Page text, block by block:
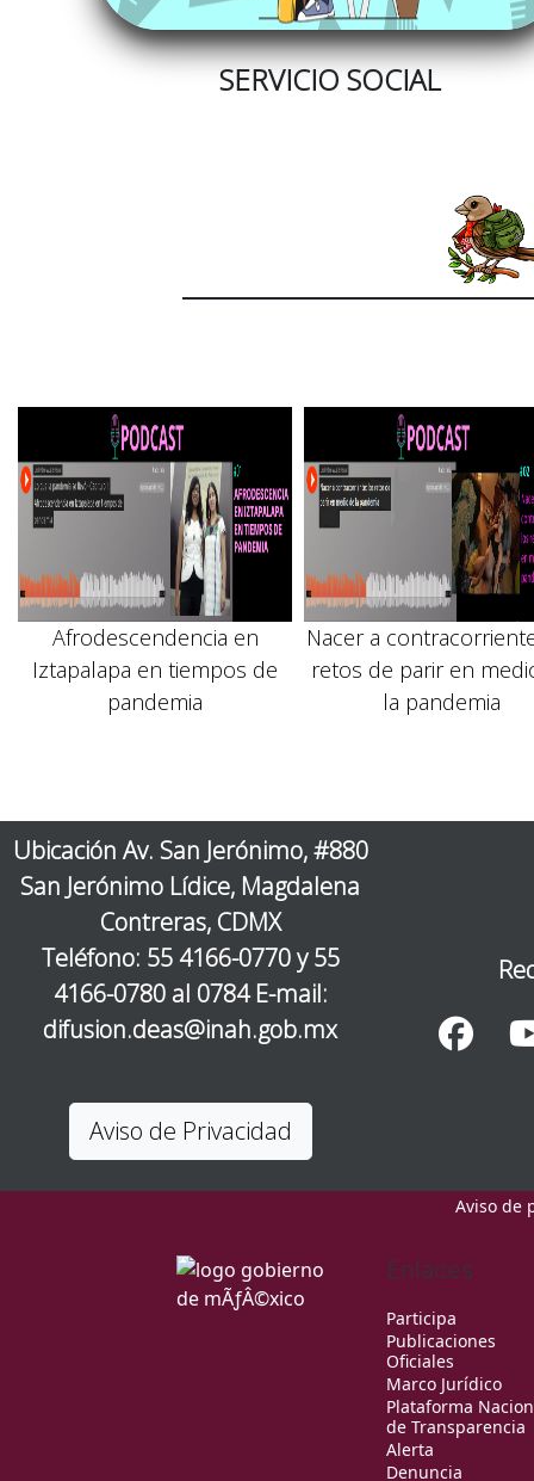
SERVICIO SOCIAL
Afrodescendencia en
Iztapalapa en tiempos de
pandemia
Nacer a
retos de parir en
la pandemia
Ubicación Av. San Jerónimo, #880
San Jerónimo Lídice, Magdalena
Contreras, CDMX
Teléfono: 55 4166-0770 y 55
4166-0780 al 0784 E-mail:
difusion.deas@inah.gob.mx
Aviso de Privacidad
Aviso de
Enlaces
Participa
Publicaciones
Oficiales
Marco Jurídico
Plataforma
de Transparencia
Alerta
Denuncia